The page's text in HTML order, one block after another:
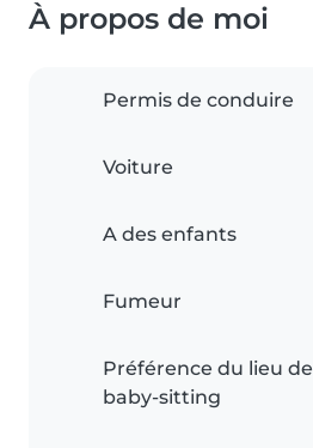
À propos de moi
Permis de conduire
Voiture
A des enfants
Fumeur
Préférence du lieu de
baby-sitting